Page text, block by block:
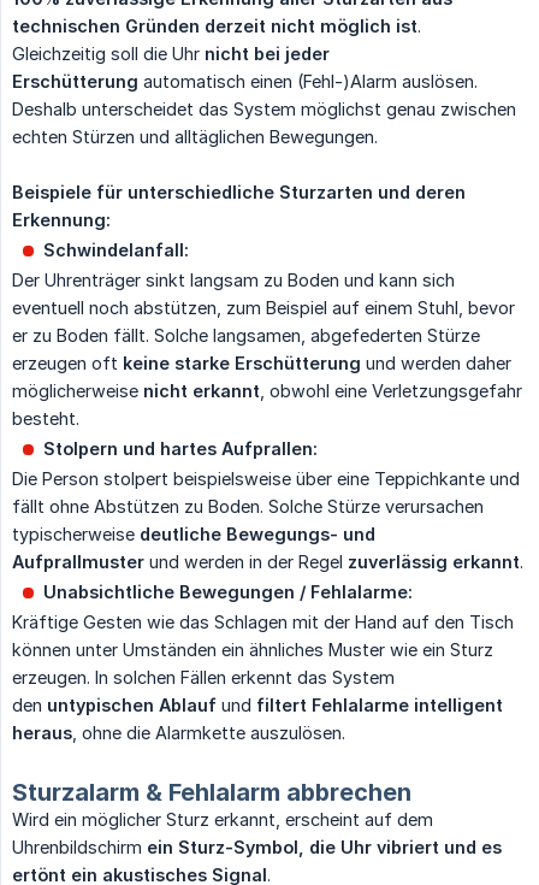
technischen Gründen derzeit nicht möglich ist.
Gleichzeitig soll die Uhr nicht bei jeder
Erschütterung automatisch einen (Fehl-)Alarm auslösen.
Deshalb unterscheidet das System möglichst genau zwischen
echten Stürzen und alltäglichen Bewegungen.
Beispiele für unterschiedliche Sturzarten und deren
Erkennung:
Schwindelanfall:
Der Uhrenträger sinkt langsam zu Boden und kann sich
eventuell noch abstützen, zum Beispiel auf einem Stuhl, bevor
er zu Boden fällt. Solche langsamen, abgefederten Stürze
erzeugen oft keine starke Erschütterung und werden daher
möglicherweise nicht erkannt , obwohl eine Verletzungsgefahr
besteht.
Stolpern und hartes Aufprallen:
Die Person stolpert beispielsweise über eine Teppichkante und
fällt ohne Abstützen zu Boden. Solche Stürze verursachen
typischerweise deutliche Bewegungs- und
Aufprallmuster und werden in der Regel zuverlässig erkannt.
Unabsichtliche Bewegungen / Fehlalarme:
Kräftige Gesten wie das Schlagen mit der Hand auf den Tisch
können unter Umständen ein ähnliches Muster wie ein Sturz
erzeugen. In solchen Fällen erkennt das System
den untypischen Ablauf und filtert Fehlalarme intelligent
heraus , ohne die Alarmkette auszulösen.
Sturzalarm & Fehlalarm abbrechen
Wird ein möglicher Sturz erkannt, erscheint auf dem
Uhrenbildschirm ein Sturz-Symbol, die Uhr vibriert und es
ertönt ein akustisches Signal.